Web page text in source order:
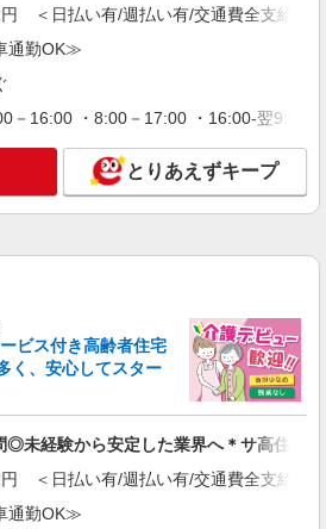
式会社 メディカルケア事業部/熊本オフィ
） ※給与幅は経験・能力による
県熊本市中央区 【最寄駅】熊本市電A系統
すいエリアなど、お好きな勤務地をお選
詳細を見る
会社 メディカルケア事業部/熊本オフィ
・無資格OKの介護スタッフ
1,300円〜1,400円 ★週払いOK（規定あ
※給与幅は経験・能力による
県熊本市中央区 【最寄駅】熊本市電「市
館前」駅 ★マイカー・バイク通勤もOK！
ヶ所以上★ 自宅か
＜日払い有/週払い有/交通費全支給(ガ
通勤OK≫
16:00 ・8:00－17:00 ・16:00-翌9:00
とりあえずキープ
ビス付き高齢者住宅
く、安心してスター
◎未経験から安定した業界へ＊サ高住
＜日払い有/週払い有/交通費全支給(ガ
通勤OK≫